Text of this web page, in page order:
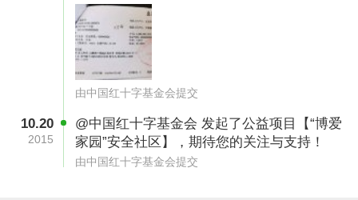
申请博爱家园项目须具备以下条件：
1.被列为重灾区仍有项目需求的易受损农村或次
重灾区 项目少的地方。
2.政府支持并有配套资金。
由中国红十字基金会提交
10.20
2015
@中国红十字基金会 发起了公益项目【“博爱
家园”安全社区】，期待您的关注与支持！
由中国红十字基金会提交